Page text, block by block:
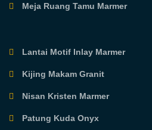
Meja Ruang Tamu Marmer
Lantai Motif Inlay Marmer
Kijing Makam Granit
Nisan Kristen Marmer
Patung Kuda Onyx